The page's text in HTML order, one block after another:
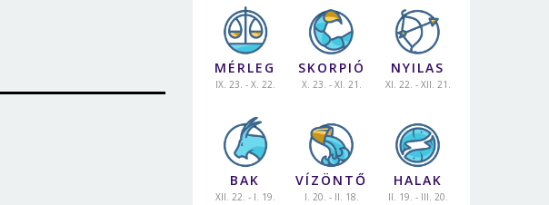
MÉRLEG
IX. 23. - X. 22.
SKORPIÓ
X. 23. - XI. 21.
NYILAS
XI. 22. - XII. 21.
BAK
XII. 22. - I. 19.
VÍZÖNTŐ
I. 20. - II. 18.
HALAK
II. 19. - III. 20.